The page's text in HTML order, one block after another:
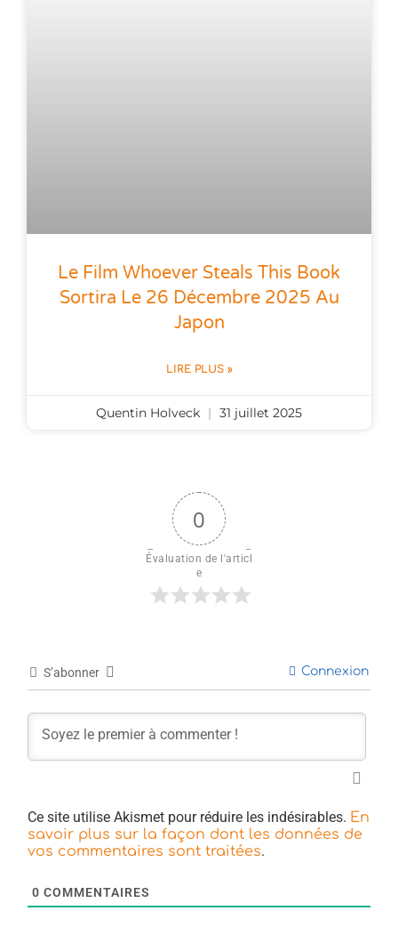
Le Film Whoever Steals This Book
Sortira Le 26 Décembre 2025 Au
Japon
LIRE PLUS »
Quentin Holveck 31 juillet 2025
0
Évaluation de l'articl
e
S’abonner Connexion
Ce site utilise Akismet pour réduire les indésirables. En
savoir plus sur la façon dont les données de
vos commentaires sont traitées.
0 COMMENTAIRES